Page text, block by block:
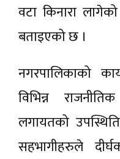
वटा किनारा
बताइएको छ ।
नगरपालिकाको
विभिन्न
लगायतको
सहभागीहरुले